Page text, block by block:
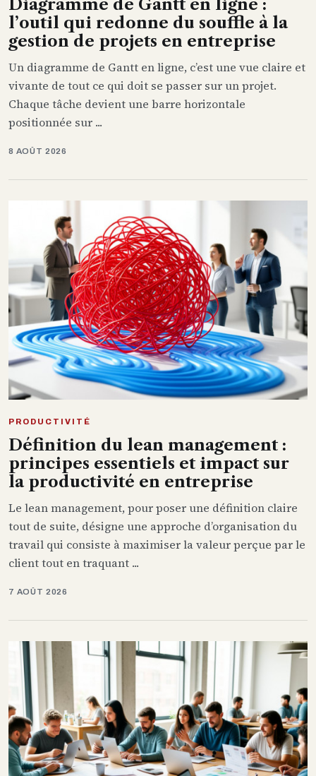
Diagramme de Gantt en ligne :
l’outil qui redonne du souffle à la
gestion de projets en entreprise
Un diagramme de Gantt en ligne, c’est une vue claire et
vivante de tout ce qui doit se passer sur un projet.
Chaque tâche devient une barre horizontale
positionnée sur ...
8 AOÛT 2026
PRODUCTIVITÉ
Définition du lean management :
principes essentiels et impact sur
la productivité en entreprise
Le lean management, pour poser une définition claire
tout de suite, désigne une approche d’organisation du
travail qui consiste à maximiser la valeur perçue par le
client tout en traquant ...
7 AOÛT 2026